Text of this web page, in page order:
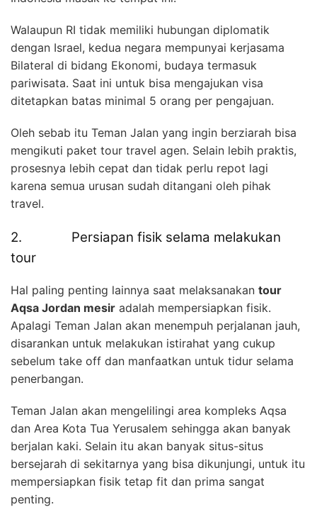
Walaupun RI tidak memiliki hubungan diplomatik
dengan Israel, kedua negara mempunyai kerjasama
Bilateral di bidang Ekonomi, budaya termasuk
pariwisata. Saat ini untuk bisa mengajukan visa
ditetapkan batas minimal 5 orang per pengajuan.
Oleh sebab itu Teman Jalan yang ingin berziarah bisa
mengikuti paket tour travel agen. Selain lebih praktis,
prosesnya lebih cepat dan tidak perlu repot lagi
karena semua urusan sudah ditangani oleh pihak
travel.
2. Persiapan fisik selama melakukan
tour
Hal paling penting lainnya saat melaksanakan tour
Aqsa Jordan mesir adalah mempersiapkan fisik.
Apalagi Teman Jalan akan menempuh perjalanan jauh,
disarankan untuk melakukan istirahat yang cukup
sebelum take off dan manfaatkan untuk tidur selama
penerbangan.
Teman Jalan akan mengelilingi area kompleks Aqsa
dan Area Kota Tua Yerusalem sehingga akan banyak
berjalan kaki. Selain itu akan banyak situs-situs
bersejarah di sekitarnya yang bisa dikunjungi, untuk itu
mempersiapkan fisik tetap fit dan prima sangat
penting.